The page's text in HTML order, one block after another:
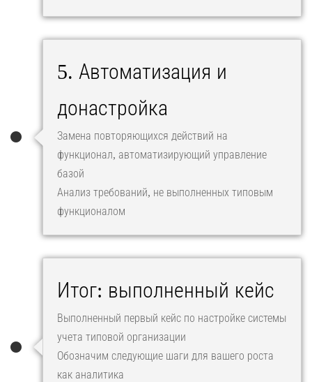
5. Автоматизация и
донастройка
Замена повторяющихся действий на
функционал, автоматизирующий управление
базой
Анализ требований, не выполненных типовым
функционалом
Итог: выполненный кейс
Выполненный первый кейс по настройке системы
учета типовой организации
Обозначим следующие шаги для вашего роста
как аналитика